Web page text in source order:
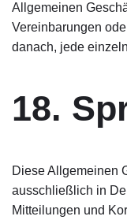
Allgemeinen
Vereinbarungen
danach, jede
18.
Diese Allgemeinen
ausschließlich in
Mitteilungen und